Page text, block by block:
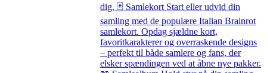
dig. 🃏 Samlekort Start eller udvid din
samling med de populære Italian Brainrot
samlekort. Opdag sjældne kort,
favoritkarakterer og overraskende designs
– perfekt til både samlere og fans, der
elsker spændingen ved at åbne nye pakker.